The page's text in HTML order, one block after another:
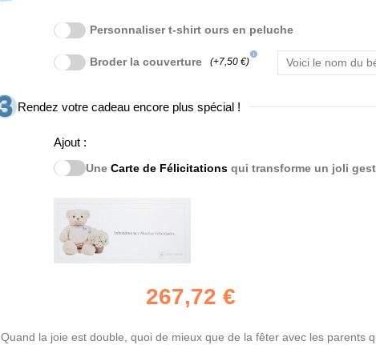
Personnaliser t-shirt ours en peluche
Broder la couverture (+7,50 €)
info
Rendez votre cadeau encore plus spécial !
Ajout :
Une Carte de Félicitationsqui transforme un joli
267,72 €
Quand la joie est double, quoi de mieux que de la fêter avec les parents